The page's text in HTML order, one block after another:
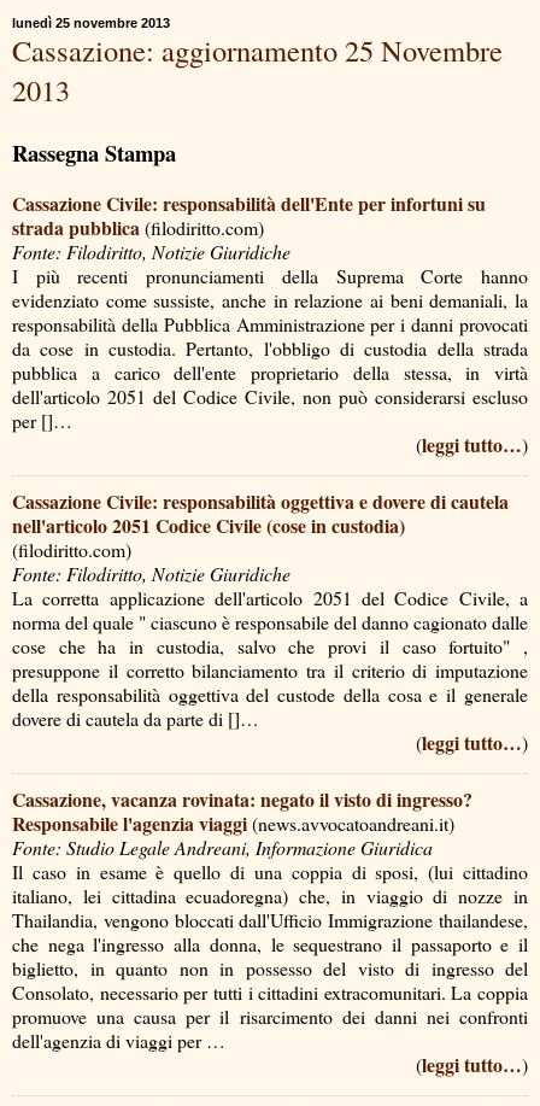
lunedì 25 novembre 2013
Cassazione: aggiornamento 25 Novembre
2013
Rassegna Stampa
Cassazione Civile: responsabilità dell'Ente per infortuni su
strada pubblica(filodiritto.com)
Fonte: Filodiritto, Notizie Giuridiche
I più recenti pronunciamenti della Suprema Corte hanno
evidenziato come sussiste, anche in relazione ai beni demaniali, la
responsabilità della Pubblica Amministrazione per i danni provocati
da cose in custodia. Pertanto, l'obbligo di custodia della strada
pubblica a carico dell'ente proprietario della stessa, in virtà
dell'articolo 2051 del Codice Civile, non può considerarsi escluso
per []…
(leggi tutto…)
Cassazione Civile: responsabilità oggettiva e dovere di cautela
nell'articolo 2051 Codice Civile (cose in custodia)
(filodiritto.com)
Fonte: Filodiritto, Notizie Giuridiche
La corretta applicazione dell'articolo 2051 del Codice Civile, a
norma del quale " ciascuno è responsabile del danno cagionato dalle
cose che ha in custodia, salvo che provi il caso fortuito" ,
presuppone il corretto bilanciamento tra il criterio di imputazione
della responsabilità oggettiva del custode della cosa e il generale
dovere di cautela da parte di []…
(leggi tutto…)
Cassazione, vacanza rovinata: negato il visto di ingresso?
Responsabile l'agenzia viaggi(news.avvocatoandreani.it)
Fonte: Studio Legale Andreani, Informazione Giuridica
Il caso in esame è quello di una coppia di sposi, (lui cittadino
italiano, lei cittadina ecuadoregna) che, in viaggio di nozze in
Thailandia, vengono bloccati dall'Ufficio Immigrazione thailandese,
che nega l'ingresso alla donna, le sequestrano il passaporto e il
biglietto, in quanto non in possesso del visto di ingresso del
Consolato, necessario per tutti i cittadini extracomunitari. La coppia
promuove una causa per il risarcimento dei danni nei confronti
dell'agenzia di viaggi per …
(leggi tutto…)